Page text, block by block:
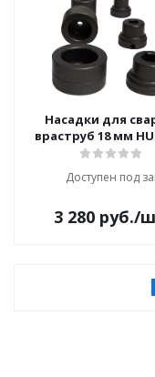
Насадки для
враструб 18 мм
Доступен под
3 280руб./